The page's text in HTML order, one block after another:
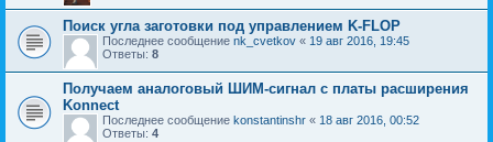
Поиск угла заготовки под управлением K-FLOP
Последнее сообщение nk_cvetkov « 19 авг 2016, 19:45
Ответы: 8
Получаем аналоговый ШИМ-сигнал с платы расширения
Konnect
Последнее сообщение konstantinshr « 18 авг 2016, 00:52
Ответы: 4